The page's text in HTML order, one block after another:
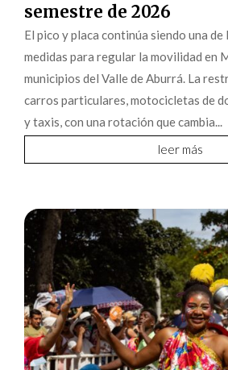
semestre de 2026
El pico y placa continúa siendo una de
medidas para regular la movilidad en
municipios del Valle de Aburrá. La
carros particulares, motocicletas de
y taxis, con una rotación que cambia...
leer más